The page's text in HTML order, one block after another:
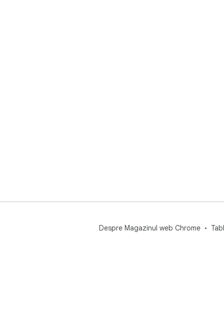
Despre Magazinul web Chrome